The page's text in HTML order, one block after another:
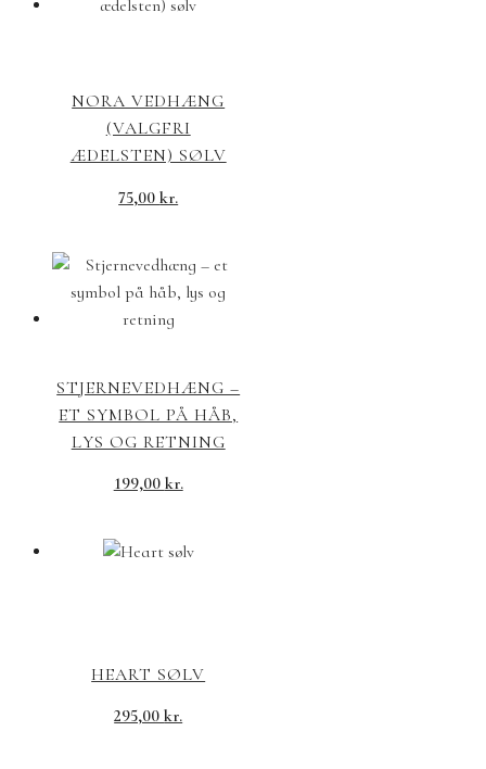
NORA VEDHÆNG
(VALGFRI
ÆDELSTEN) SØLV
75,00kr.
STJERNEVEDHÆNG –
ET SYMBOL PÅ HÅB,
LYS OG RETNING
199,00 kr.
HEART SØLV
295,00kr.